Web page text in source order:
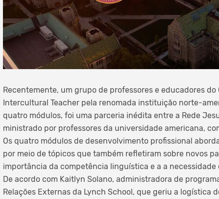
Recentemente, um grupo de professores e educadores
Intercultural Teacher pela renomada instituição norte-
quatro módulos, foi uma parceria inédita entre a Rede
ministrado por professores da universidade americana,
Os quatro módulos de desenvolvimento profissional
por meio de tópicos que também refletiram sobre novos
importância da competência linguística e a a
De acordo com Kaitlyn Solano, administradora de
Relações Externas da Lynch School, que geriu a logística